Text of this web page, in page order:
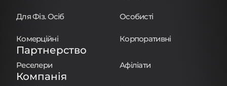
Для Фіз. Осіб Особисті
Комерційні Корпоративні
Партнерство
Реселери Афіліати
Компанія